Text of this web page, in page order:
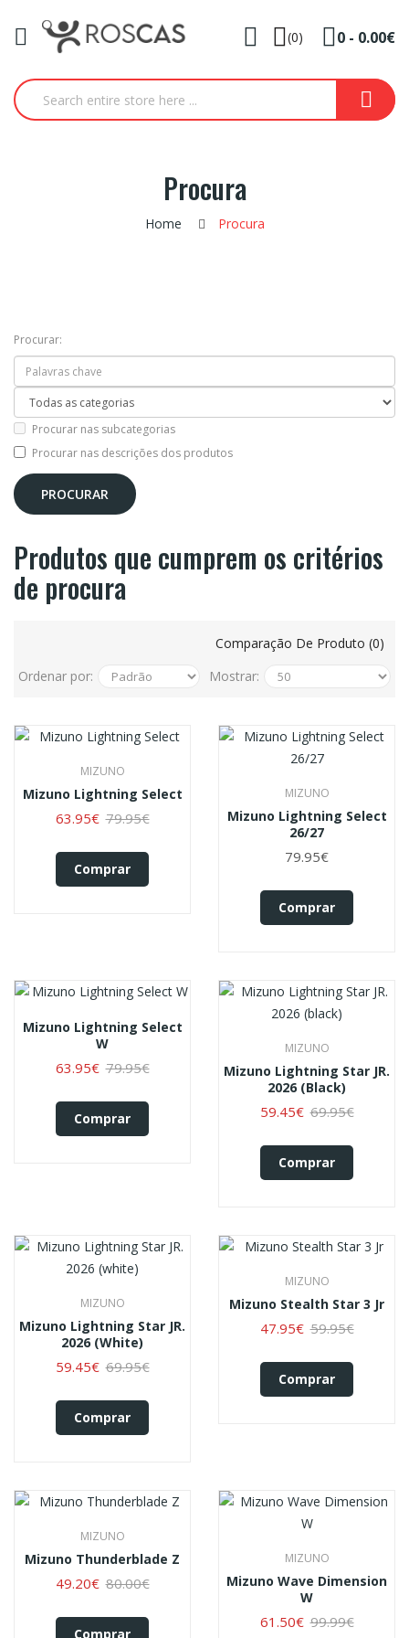
(0) 0 - 0.00€
Procura
Home Procura
Procurar:
Procurar nas subcategorias
Procurar nas descrições dos produtos
Produtos que cumprem os critérios
de procura
Comparação De Produto (0)
Ordenar por:
Mostrar:
MIZUNO
Mizuno Lightning Select
63.95€ 79.95€
Comprar
MIZUNO
Mizuno Lightning Select
26/27
79.95€
Comprar
Mizuno Lightning Select
W
63.95€ 79.95€
Comprar
MIZUNO
Mizuno Lightning Star JR.
2026 (black)
59.45€ 69.95€
Comprar
MIZUNO
Mizuno Lightning Star JR.
2026 (white)
59.45€ 69.95€
Comprar
MIZUNO
Mizuno Stealth Star 3 Jr
47.95€ 59.95€
Comprar
MIZUNO
Mizuno Thunderblade Z
49.20€ 80.00€
Comprar
MIZUNO
Mizuno Wave Dimension
W
61.50€ 99.99€